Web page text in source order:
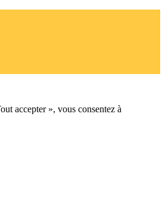
accepter », vous consentez à